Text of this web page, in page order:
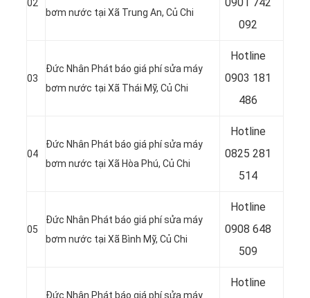
02
bơm nước tại Xã Trung An, Củ Chi
092
03
Đức Nhân Phát báo giá phí sửa máy
bơm nước tại Xã Thái Mỹ, Củ Chi
Hotline
0903 181
486
04
Đức Nhân Phát báo giá phí sửa máy
bơm nước tại Xã Hòa Phú, Củ Chi
Hotline
0825 281
514
05
Đức Nhân Phát báo giá phí sửa máy
bơm nước tại Xã Bình Mỹ, Củ Chi
Hotline
0908 648
509
Đức Nhân Phát báo giá phí sửa máy
Hotline